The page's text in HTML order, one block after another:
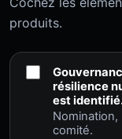
produits.
résilience
est
comité.